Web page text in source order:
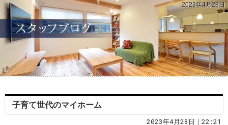
2023年4月28日
子育て世代のマイホーム
2023年4月28日｜22:21